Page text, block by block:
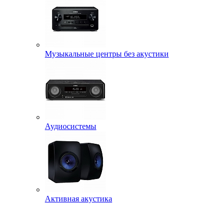
Музыкальные центры без акустики
Аудиосистемы
Активная акустика